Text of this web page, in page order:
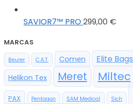
SAVIOR7™ PRO299,00 €
MARCAS
Beurer C.A.T. Comen Elite Bags
Helikon Tex Meret Miltec
PAX Pentagon SAM Medical Sich